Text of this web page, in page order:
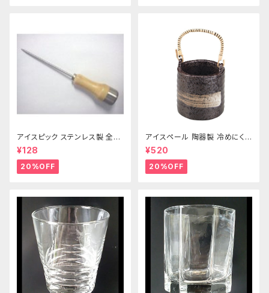
アイスピック ステンレス製 全長
215ｍｍ
¥128
20%OFF
アイスペール 陶器製 冷めにくい
二重構造 860ml
¥520
20%OFF